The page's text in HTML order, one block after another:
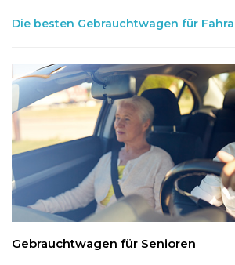
Die besten Gebrauchtwagen für
Gebrauchtwagen für Senioren